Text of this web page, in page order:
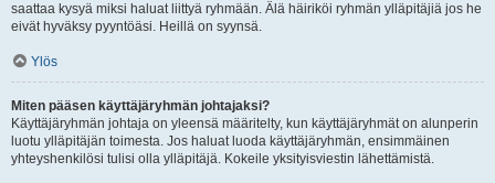
saattaa kysyä miksi haluat liittyä ryhmään. Älä häiriköi ryhmän ylläpitäjiä jos he
eivät hyväksy pyyntöäsi. Heillä on syynsä.
Ylös
Miten pääsen käyttäjäryhmän johtajaksi?
Käyttäjäryhmän johtaja on yleensä määritelty, kun käyttäjäryhmät on alunperin
luotu ylläpitäjän toimesta. Jos haluat luoda käyttäjäryhmän, ensimmäinen
yhteyshenkilösi tulisi olla ylläpitäjä. Kokeile yksityisviestin lähettämistä.